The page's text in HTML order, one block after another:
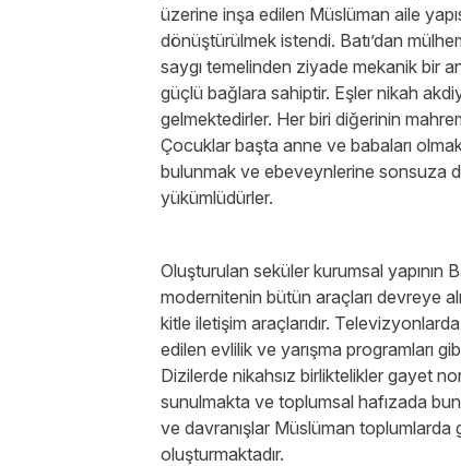
üzerine inşa edilen Müslüman aile
dönüştürülmek istendi. Batı’dan
saygı temelinden ziyade mekanik bir
güçlü bağlara sahiptir. Eşler nikah
gelmektedirler. Her biri diğerinin
Çocuklar başta anne ve babaları
bulunmak ve ebeveynlerine sonsuza
yükümlüdürler.
Oluşturulan seküler kurumsal yapının
modernitenin bütün araçları devreye
kitle iletişim araçlarıdır.
edilen evlilik ve yarışma programları
Dizilerde nikahsız birliktelikler gayet
sunulmakta ve toplumsal hafızada
ve davranışlar Müslüman
oluşturmaktadır.